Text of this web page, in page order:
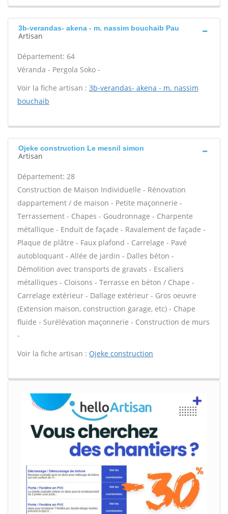
3b-verandas- akena - m. nassim bouchaib Pau
Artisan
Département: 64
Véranda - Pergola Soko -
Voir la fiche artisan : 3b-verandas- akena - m. nassim
bouchaib
Ojeke construction Le mesnil simon
Artisan
Département: 28
Construction de Maison Individuelle - Rénovation
dappartement / de maison - Petite maçonnerie -
Terrassement - Chapes - Goudronnage - Charpente
métallique - Enduit de façade - Ravalement de façade -
Plaque de plâtre - Faux plafond - Carrelage - Pavé
autobloquant - Allée de jardin - Dalles béton -
Démolition avec transports de gravats - Escaliers
métalliques - Cloisons - Terrasse en béton / Chape -
Carrelage extérieur - Dallage extérieur - Gros oeuvre
(Extension maison, construction garage, etc) - Chape
fluide - Surélévation maçonnerie - Construction de murs
-
Voir la fiche artisan : Ojeke construction